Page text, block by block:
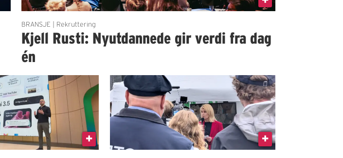
BRANSJE | Rekruttering
Kjell Rusti: Nyutdannede gir verdi fra dag
én